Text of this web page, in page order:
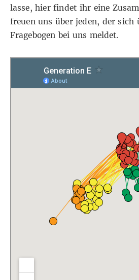
lasse, hier findet ihr eine
freuen uns über jeden, der sich
Fragebogen bei uns meldet.